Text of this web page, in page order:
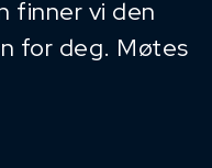
finner vi den
for deg. Møtes